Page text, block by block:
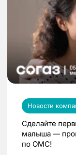
Новости
Сделайте
малыша —
по ОМС!